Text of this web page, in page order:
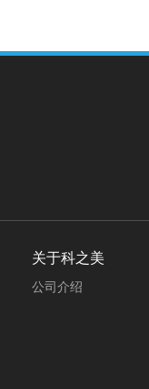
关于科之美
公司介绍